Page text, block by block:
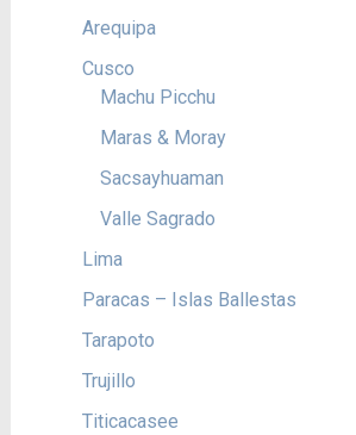
Arequipa
Cusco
Machu Picchu
Maras & Moray
Sacsayhuaman
Valle Sagrado
Lima
Paracas – Islas Ballestas
Tarapoto
Trujillo
Titicacasee